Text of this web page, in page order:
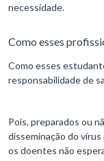
necessidade.
Como esses
Como esses
responsabilidade de
Pois, preparados ou
disseminação do
os doentes não